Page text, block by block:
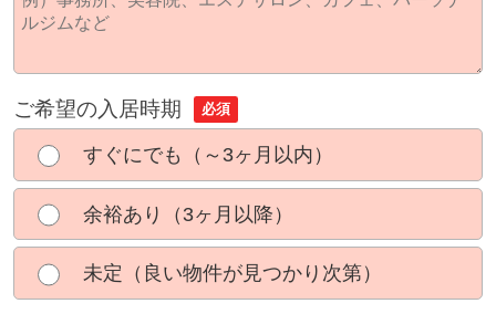
ご希望の入居時期 必須
すぐにでも（～3ヶ月以内）
余裕あり（3ヶ月以降）
未定（良い物件が見つかり次第）